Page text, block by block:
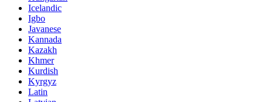
Icelandic
Igbo
Javanese
Kannada
Kazakh
Khmer
Kurdish
Kyrgyz
Latin